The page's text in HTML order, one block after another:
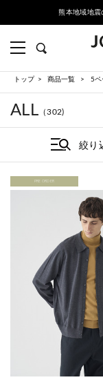
PRE ORDER
トップ 商品一覧 5ペ
ALL （302)
絞り
PRE ORDER